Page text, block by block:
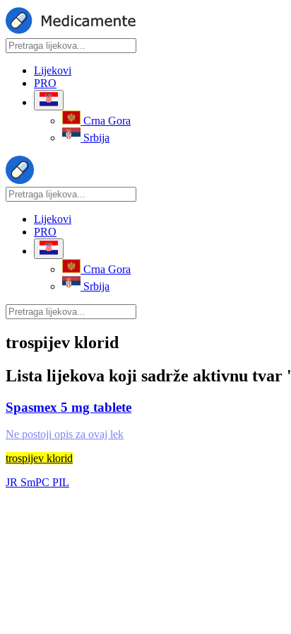
Lijekovi
PRO
Crna Gora
Srbija
Lijekovi
PRO
Crna Gora
Srbija
trospijev klorid
Lista lijekova koji sadrže aktivnu tvar '
Spasmex 5 mg tablete
Ne postoji opis za ovaj lek
trospijev klorid
JR SmPC PIL